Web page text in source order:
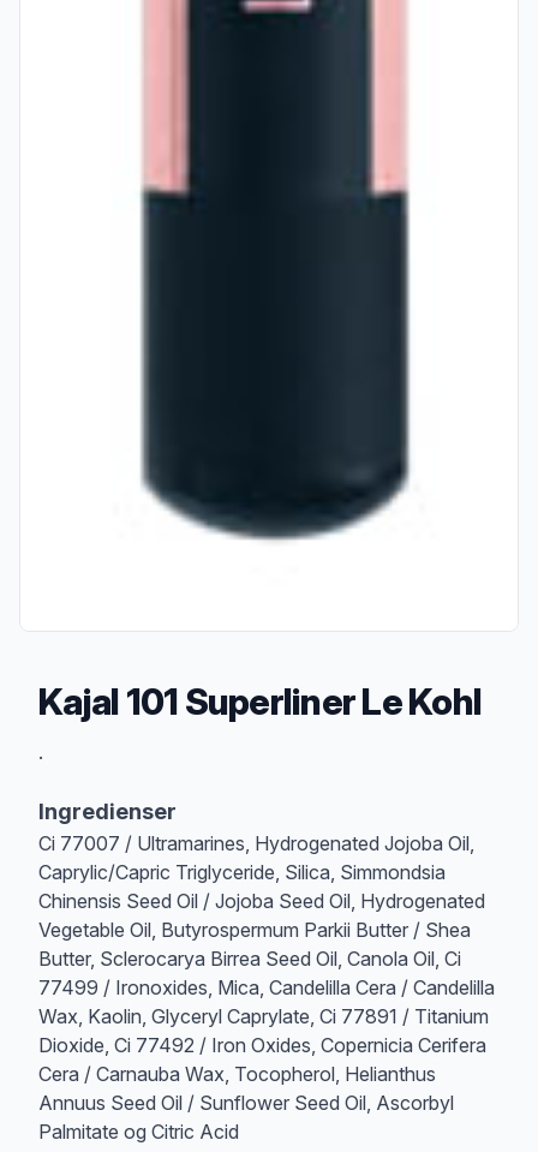
Kajal 101 Superliner Le Kohl
Produktbeskrivelse
.
Ingredienser
Ci 77007 / Ultramarines, Hydrogenated Jojoba Oil,
Caprylic/Capric Triglyceride, Silica, Simmondsia
Chinensis Seed Oil / Jojoba Seed Oil, Hydrogenated
Vegetable Oil, Butyrospermum Parkii Butter / Shea
Butter, Sclerocarya Birrea Seed Oil, Canola Oil, Ci
77499 / Ironoxides, Mica, Candelilla Cera / Candelilla
Wax, Kaolin, Glyceryl Caprylate, Ci 77891 / Titanium
Dioxide, Ci 77492 / Iron Oxides, Copernicia Cerifera
Cera / Carnauba Wax, Tocopherol, Helianthus
Annuus Seed Oil / Sunflower Seed Oil, Ascorbyl
Palmitate og Citric Acid